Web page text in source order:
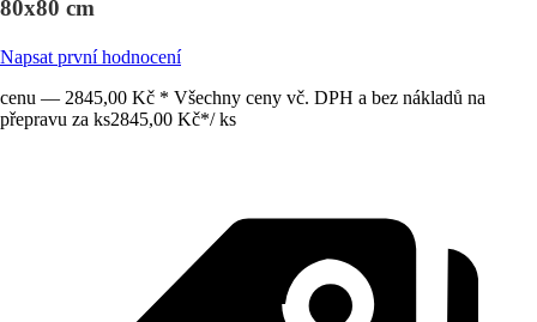
80x80 cm
Napsat první hodnocení
cenu — 2845,00 Kč * Všechny ceny vč. DPH a bez nákladů na
přepravu za ks2845,00 Kč*/ ks